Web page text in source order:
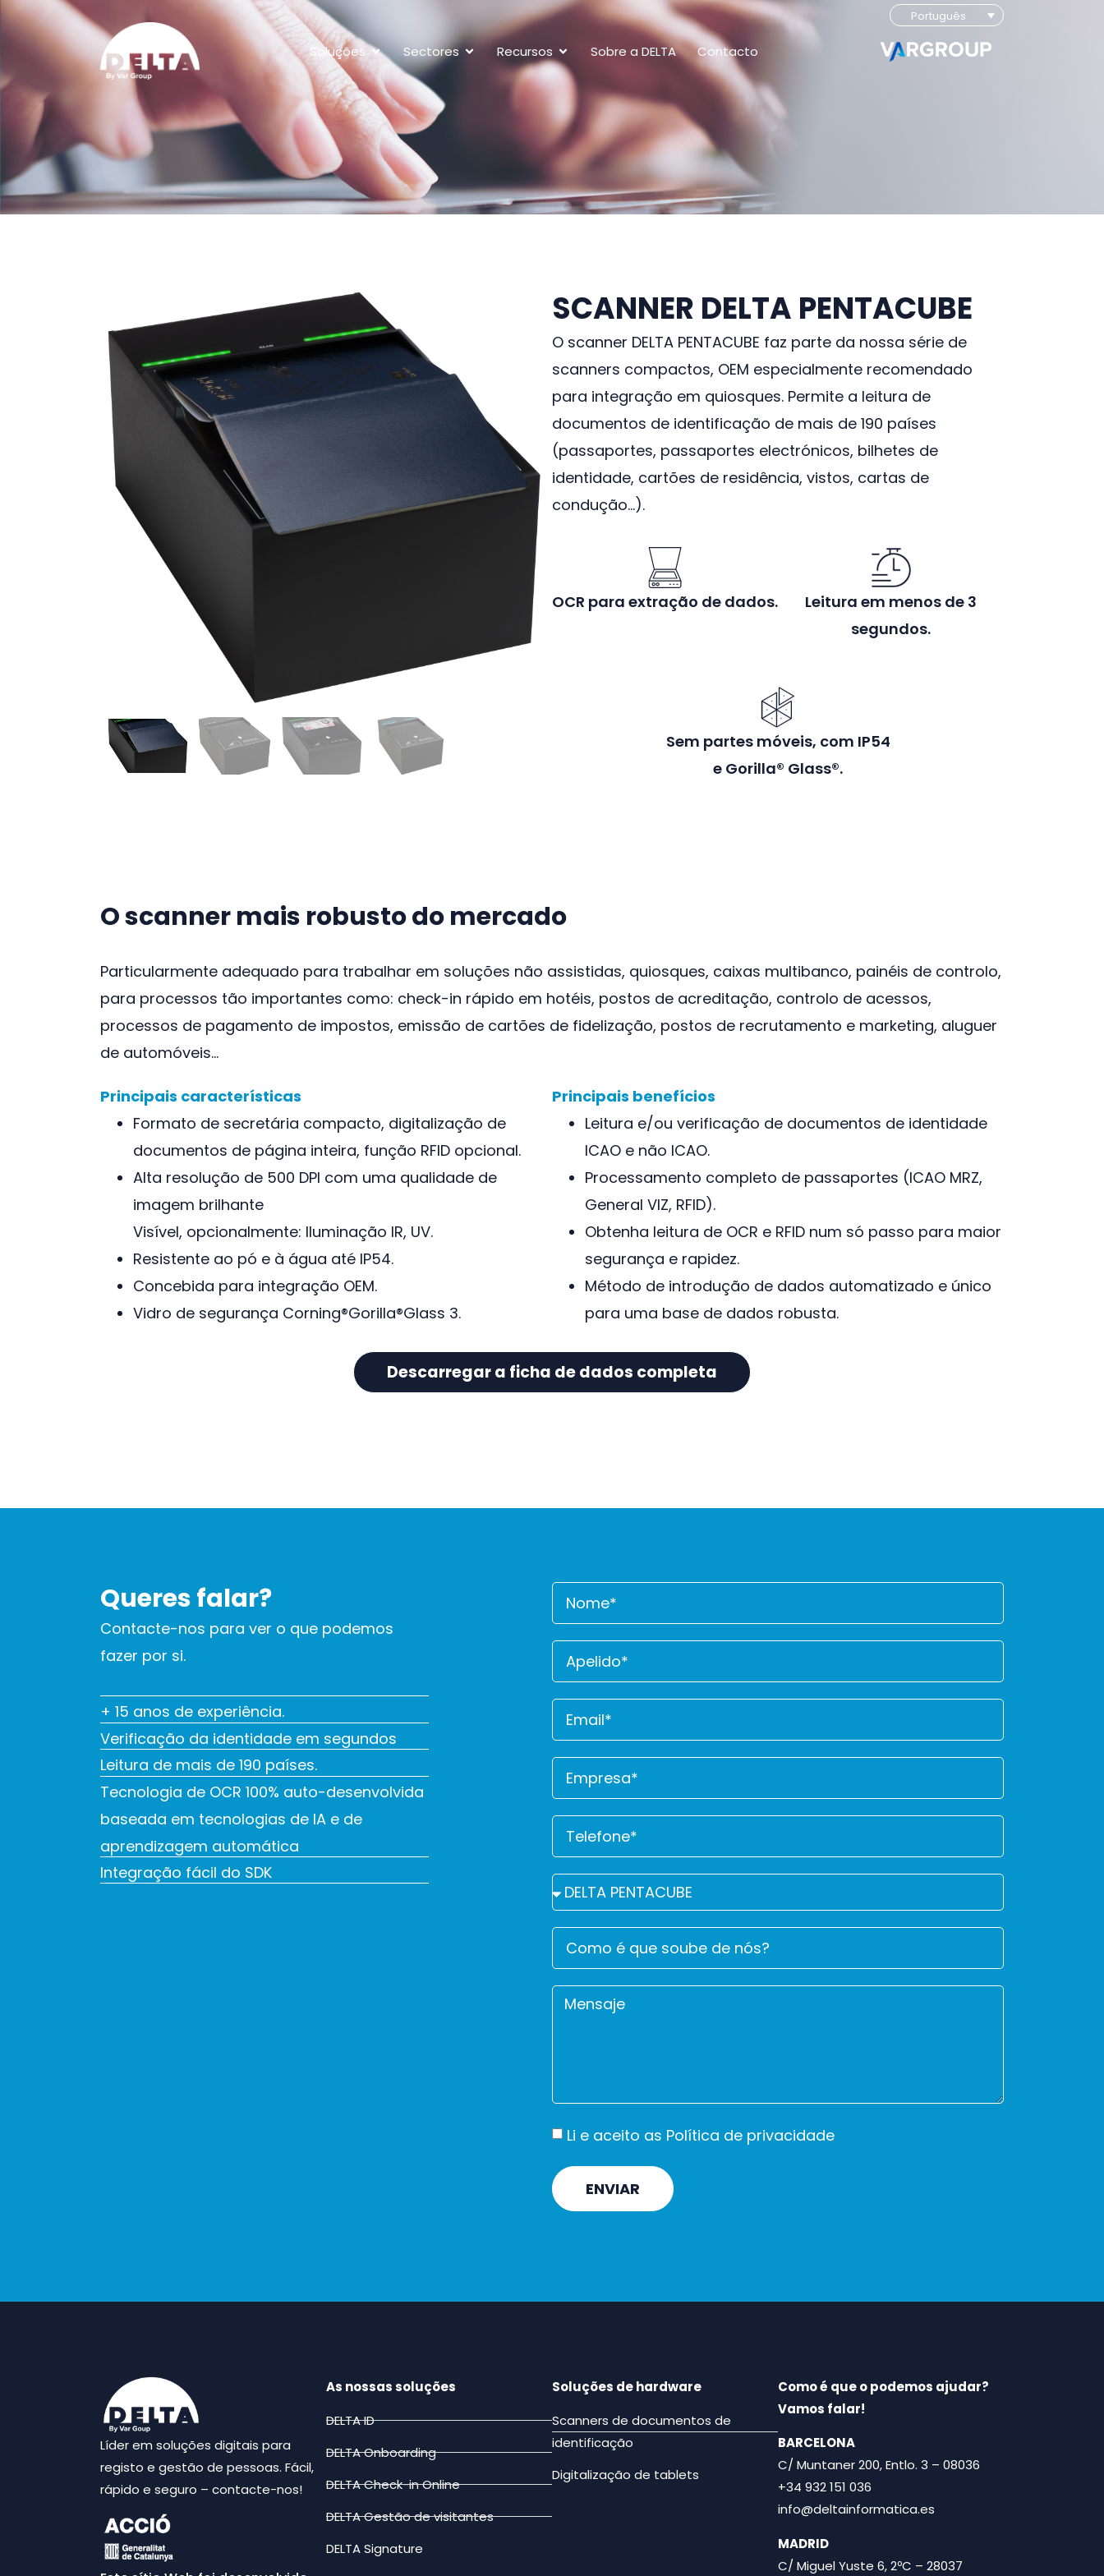
Português
Soluções Sectores Recursos Sobre a DELTA Contacto
SCANNER DELTA PENTACUBE
O scanner DELTA PENTACUBE faz parte da nossa série de
scanners compactos, OEM especialmente recomendado
para integração em quiosques. Permite a leitura de
documentos de identificação de mais de 190 países
(passaportes, passaportes electrónicos, bilhetes de
identidade, cartões de residência, vistos, cartas de
condução…).
OCR para extração de dados.
Leitura em menos de 3
segundos.
Sem partes móveis, com IP54
e Gorilla® Glass®.
O scanner mais robusto do mercado
Particularmente adequado para trabalhar em soluções não assistidas, quiosques, caixas multibanco, painéis de controlo,
para processos tão importantes como: check-in rápido em hotéis, postos de acreditação, controlo de acessos,
processos de pagamento de impostos, emissão de cartões de fidelização, postos de recrutamento e marketing, aluguer
de automóveis…
Principais características
Formato de secretária compacto, digitalização de
documentos de página inteira, função RFID opcional.
Alta resolução de 500 DPI com uma qualidade de
imagem brilhante
Visível, opcionalmente: Iluminação IR, UV.
Resistente ao pó e à água até IP54.
Concebida para integração OEM.
Vidro de segurança Corning®Gorilla®Glass 3.
Principais benefícios
Leitura e/ou verificação de documentos de identidade
ICAO e não ICAO.
Processamento completo de passaportes (ICAO MRZ,
General VIZ, RFID).
Obtenha leitura de OCR e RFID num só passo para maior
segurança e rapidez.
Método de introdução de dados automatizado e único
para uma base de dados robusta.
Descarregar a ficha de dados completa
Queres falar?
Contacte-nos para ver o que podemos
fazer por si.
+ 15 anos de experiência.
Verificação da identidade em segundos
Leitura de mais de 190 países.
Tecnologia de OCR 100% auto-desenvolvida
baseada em tecnologias de IA e de
aprendizagem automática
Integração fácil do SDK
Li e aceito as Política de privacidade
ENVIAR
Líder em soluções digitais para
registo e gestão de pessoas. Fácil,
rápido e seguro – contacte-nos!
As nossas soluções
DELTA ID
DELTA Onboarding
DELTA Check-in Online
DELTA Gestão de visitantes
DELTA Signature
Soluções de hardware
Scanners de documentos de
identificação
Digitalização de tablets
Como é que o podemos ajudar?
Vamos falar!
BARCELONA
C/ Muntaner 200, Entlo. 3 – 08036
+34 932 151 036
info@deltainformatica.es
MADRID
C/ Miguel Yuste 6, 2ºC – 28037